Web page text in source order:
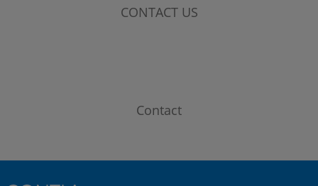
CONTACT US
Contact